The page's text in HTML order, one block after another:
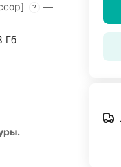
?
—
Гб